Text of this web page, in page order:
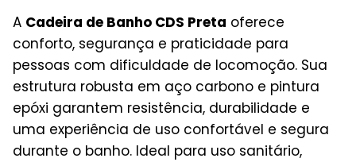
A Cadeira de Banho CDS Preta oferece
conforto, segurança e praticidade para
pessoas com dificuldade de locomoção. Sua
estrutura robusta em aço carbono e pintura
epóxi garantem resistência, durabilidade e
uma experiência de uso confortável e segura
durante o banho. Ideal para uso sanitário,